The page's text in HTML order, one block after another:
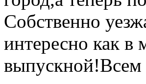
Собственно
интересно как в
выпускной!Всем